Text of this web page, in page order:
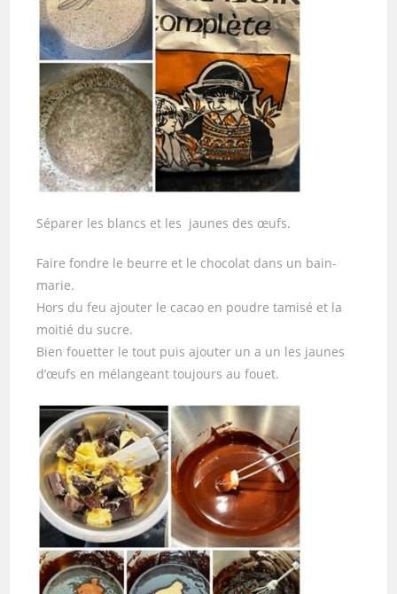
Séparer les blancs et les jaunes des œufs.
Faire fondre le beurre et le chocolat dans un bain-
marie.
Hors du feu ajouter le cacao en poudre tamisé et la
moitié du sucre.
Bien fouetter le tout puis ajouter un a un les jaunes
d’œufs en mélangeant toujours au fouet.